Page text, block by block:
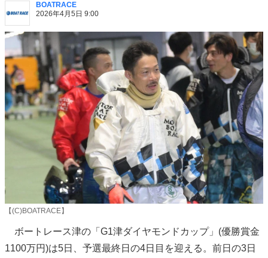
BOATRACE
2026年4月5日 9:00
【(C)BOATRACE】
ボートレース津の「G1津ダイヤモンドカップ」(優勝賞金
1100万円)は5日、予選最終日の4日目を迎える。前日の3日